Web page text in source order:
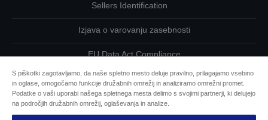
Sellers Identification
Izjava o varovanju zasebnosti
EU Data Act Compliance
Kontaktirajte nas glede svojih podatkov
Informacije o piškotkih
S piškotki zagotavljamo, da naše spletno mesto deluje pravilno, prilagajamo vsebino
in oglase, omogočamo funkcije družabnih omrežij in analiziramo omrežni promet.
Podatke o vaši uporabi našega spletnega mesta delimo s svojimi partnerji, ki delujejo
na področjih družabnih omrežij, oglaševanja in analize.